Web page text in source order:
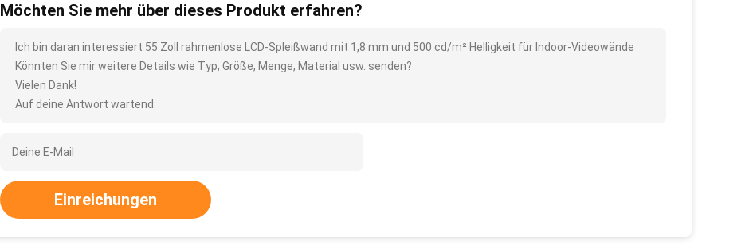
Möchten Sie mehr über dieses Produkt erfahren?
Ich bin daran interessiert 55 Zoll rahmenlose LCD-Spleißwand mit 1,8 mm und 500 cd/m² Helligkeit für Indoor-Videowände
Könnten Sie mir weitere Details wie Typ, Größe, Menge, Material usw. senden?
Vielen Dank!
Auf deine Antwort wartend.
Einreichungen